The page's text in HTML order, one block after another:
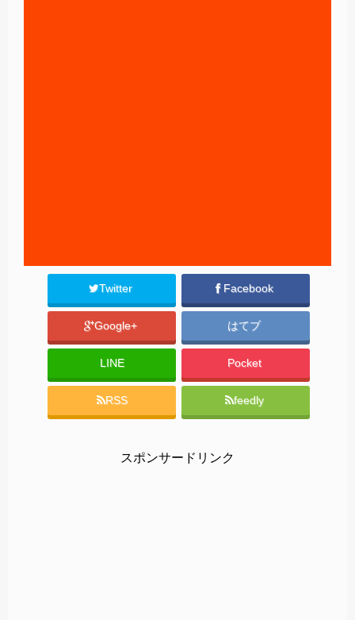
Twitter Facebook
Google+ はてブ
LINE Pocket
RSS feedly
スポンサードリンク